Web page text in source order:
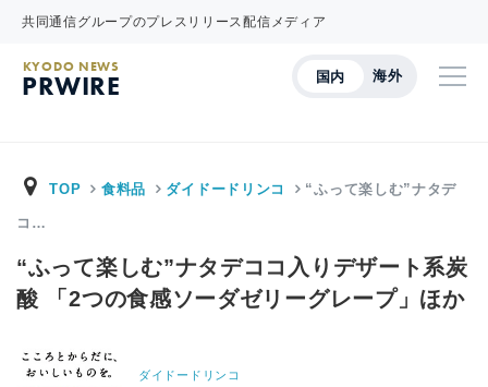
共同通信グループのプレスリリース配信メディア
国内 海外
KYODO NEWS
PRWIRE
TOP 食料品 ダイドードリンコ “ふって楽しむ”ナタデ
コ…
“ふって楽しむ”ナタデココ入りデザート系炭
酸 「2つの食感ソーダゼリーグレープ」ほか
ダイドードリンコ